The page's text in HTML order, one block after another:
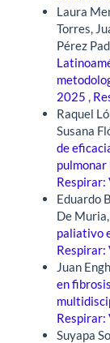
Laura
Torres,
Pérez
2025 ,
Raquel
Susana
de
Respirar:
Eduardo
De
paliativo
Respirar:
Juan
en
Respirar:
Suyapa